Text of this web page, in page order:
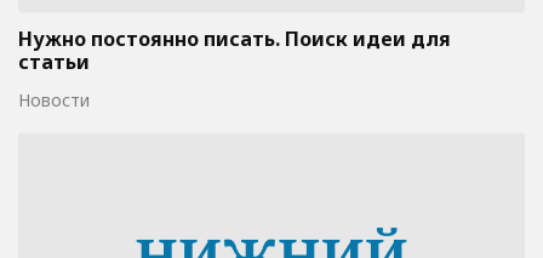
Нужно постоянно писать. Поиск идеи для
статьи
Новости